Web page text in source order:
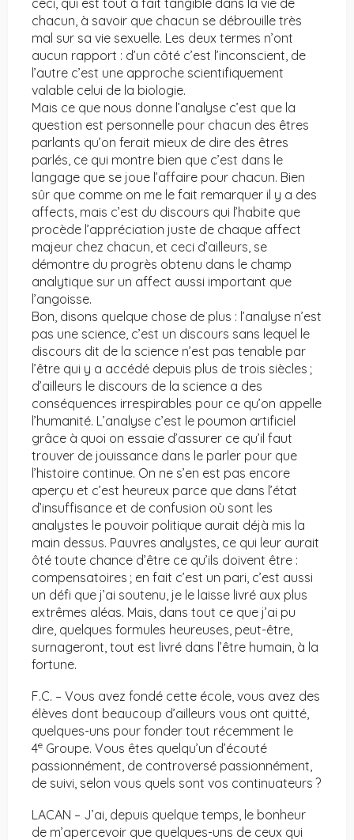
ceci, qui est tout à fait tangible dans la vie de
chacun, à savoir que chacun se débrouille très
mal sur sa vie sexuelle. Les deux termes n’ont
aucun rapport : d’un côté c’est l’inconscient, de
l’autre c’est une approche scientifiquement
valable celui de la biologie.
Mais ce que nous donne l’analyse c’est que la
question est personnelle pour chacun des êtres
parlants qu’on ferait mieux de dire des êtres
parlés, ce qui montre bien que c’est dans le
langage que se joue l’affaire pour chacun. Bien
sûr que comme on me le fait remarquer il y a des
affects, mais c’est du discours qui l’habite que
procède l’appréciation juste de chaque affect
majeur chez chacun, et ceci d’ailleurs, se
démontre du progrès obtenu dans le champ
analytique sur un affect aussi important que
l’angoisse.
Bon, disons quelque chose de plus : l’analyse n’est
pas une science, c’est un discours sans lequel le
discours dit de la science n’est pas tenable par
l’être qui y a accédé depuis plus de trois siècles ;
d’ailleurs le discours de la science a des
conséquences irrespirables pour ce qu’on appelle
l’humanité. L’analyse c’est le poumon artificiel
grâce à quoi on essaie d’assurer ce qu’il faut
trouver de jouissance dans le parler pour que
l’histoire continue. On ne s’en est pas encore
aperçu et c’est heureux parce que dans l’état
d’insuffisance et de confusion où sont les
analystes le pouvoir politique aurait déjà mis la
main dessus. Pauvres analystes, ce qui leur aurait
ôté toute chance d’être ce qu’ils doivent être :
compensatoires ; en fait c’est un pari, c’est aussi
un défi que j’ai soutenu, je le laisse livré aux plus
extrêmes aléas. Mais, dans tout ce que j’ai pu
dire, quelques formules heureuses, peut-être,
surnageront, tout est livré dans l’être humain, à la
fortune.
F.C. – Vous avez fondé cette école, vous avez des
élèves dont beaucoup d’ailleurs vous ont quitté,
quelques-uns pour fonder tout récemment le
4e Groupe. Vous êtes quelqu’un d’écouté
passionnément, de controversé passionnément,
de suivi, selon vous quels sont vos continuateurs ?
LACAN – J’ai, depuis quelque temps, le bonheur
de m’apercevoir que quelques-uns de ceux qui